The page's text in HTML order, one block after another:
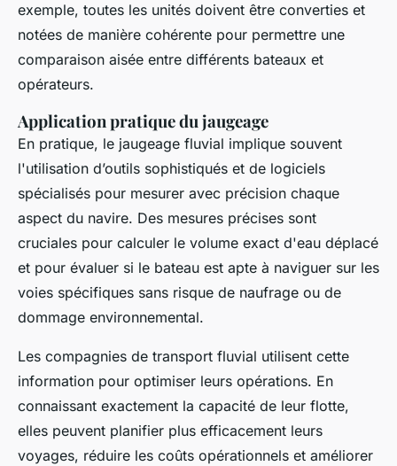
exemple, toutes les unités doivent être converties et
notées de manière cohérente pour permettre une
comparaison aisée entre différents bateaux et
opérateurs.
Application pratique du jaugeage
En pratique, le jaugeage fluvial implique souvent
l'utilisation d’outils sophistiqués et de logiciels
spécialisés pour mesurer avec précision chaque
aspect du navire. Des mesures précises sont
cruciales pour calculer le volume exact d'eau déplacé
et pour évaluer si le bateau est apte à naviguer sur les
voies spécifiques sans risque de naufrage ou de
dommage environnemental.
Les compagnies de transport fluvial utilisent cette
information pour optimiser leurs opérations. En
connaissant exactement la capacité de leur flotte,
elles peuvent planifier plus efficacement leurs
voyages, réduire les coûts opérationnels et améliorer